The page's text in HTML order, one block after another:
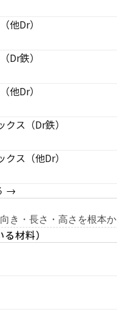
他Dr）
Dr鉄）
他Dr）
ス（Dr鉄）
ス（他Dr）
→
き・長さ・高さを根本
材料）